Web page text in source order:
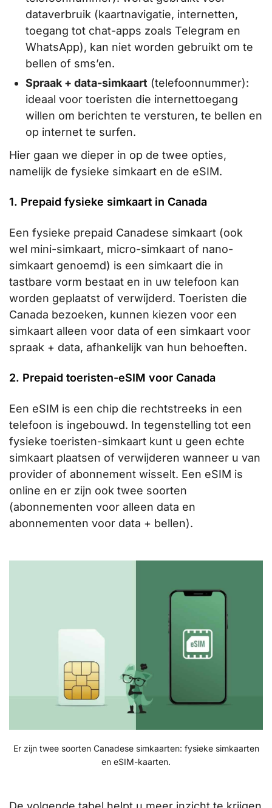
dataverbruik (kaartnavigatie, internetten,
toegang tot chat-apps zoals Telegram en
WhatsApp), kan niet worden gebruikt om te
bellen of sms’en.
Spraak + data-simkaart (telefoonnummer):
ideaal voor toeristen die internettoegang
willen om berichten te versturen, te bellen en
op internet te surfen.
Hier gaan we dieper in op de twee opties,
namelijk de fysieke simkaart en de eSIM.
1. Prepaid fysieke simkaart in Canada
Een fysieke prepaid Canadese simkaart (ook
wel mini-simkaart, micro-simkaart of nano-
simkaart genoemd) is een simkaart die in
tastbare vorm bestaat en in uw telefoon kan
worden geplaatst of verwijderd. Toeristen die
Canada bezoeken, kunnen kiezen voor een
simkaart alleen voor data of een simkaart voor
spraak + data, afhankelijk van hun behoeften.
2. Prepaid toeristen-eSIM voor Canada
Een eSIM is een chip die rechtstreeks in een
telefoon is ingebouwd. In tegenstelling tot een
fysieke toeristen-simkaart kunt u geen echte
simkaart plaatsen of verwijderen wanneer u van
provider of abonnement wisselt. Een eSIM is
online en er zijn ook twee soorten
(abonnementen voor alleen data en
abonnementen voor data + bellen).
Er zijn twee soorten Canadese simkaarten: fysieke simkaarten
en eSIM-kaarten.